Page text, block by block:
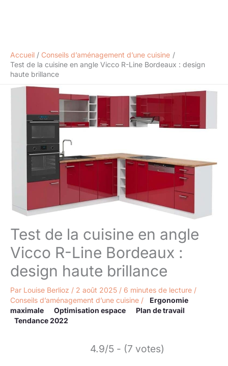
Accueil
Conseils d’aménagement d’une cuisine
Test de la cuisine en angle Vicco R-Line Bordeaux : design
haute brillance
Test de la cuisine en angle
Vicco R-Line Bordeaux :
design haute brillance
Par Louise Berlioz / 2 août 2025 / 6 minutes de lecture /
Conseils d’aménagement d’une cuisine /
Ergonomie
maximale
Optimisation espace
Plan de travail
Tendance 2022
4.9/5 - (7 votes)